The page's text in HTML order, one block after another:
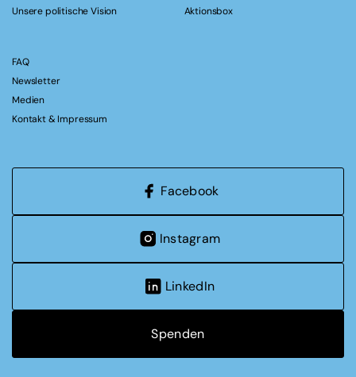
Unsere politische Vision
Aktionsbox
FAQ
Newsletter
Medien
Kontakt & Impressum
Facebook
Instagram
LinkedIn
Spenden